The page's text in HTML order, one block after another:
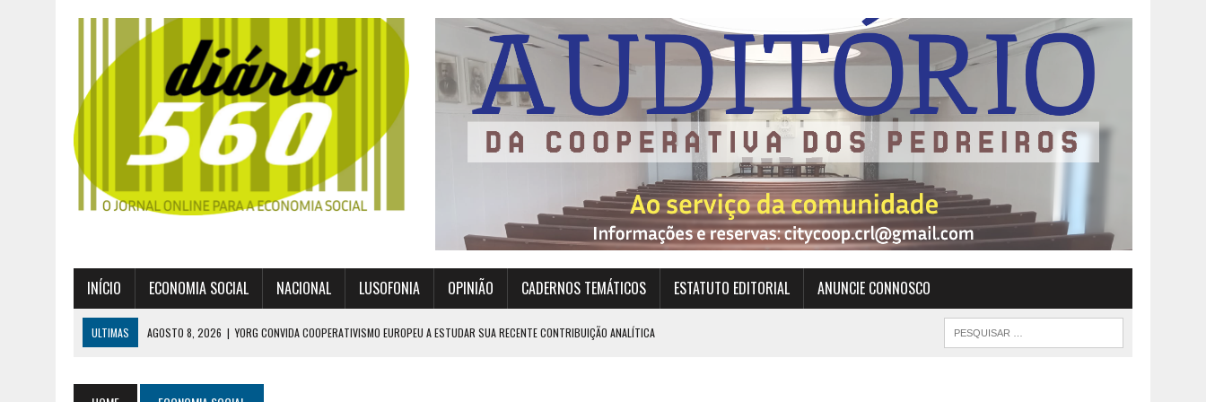
INÍCIO ECONOMIA SOCIAL NACIONAL LUSOFONIA OPINIÃO CADERNOS TEMÁTICOS ESTATUTO EDITORIAL ANUNCIE CONNOSCO
ULTIMAS AGOSTO 8, 2026 | YORG CONVIDA COOPERATIVISMO EUROPEU A ESTUDAR SUA RECENTE CONTRIBUIÇÃO ANALÍTICA